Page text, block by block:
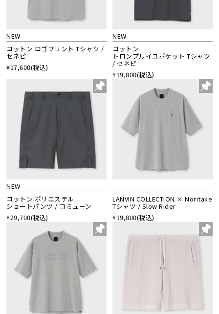
NEW
コットン ロゴプリント Tシャツ /
セネピ
¥17,600(税込)
NEW
コットン
トロンプルイユポケット Tシャツ
/ セネピ
¥19,800(税込)
NEW
コットン ポリエステル
ショートパンツ / コミューン
¥29,700(税込)
LANVIN COLLECTION × Noritake
Tシャツ / Slow Rider
¥19,800(税込)